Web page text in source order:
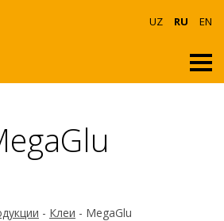
UZ RU EN
- Клеи - MegaGlu